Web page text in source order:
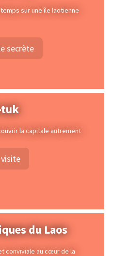
sur une île laotienne
secrète
tuk
la capitale autrement
du Laos
conviviale au cœur de la